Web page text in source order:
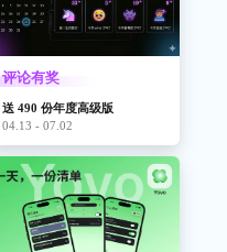
评论有奖
送 490 份年度高级版
04.13 - 07.02